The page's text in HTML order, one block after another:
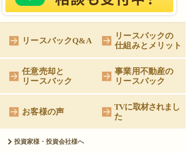
リースバックQ&A
リースバックの
仕組みとメリット
任意売却と
リースバック
事業用不動産の
リースバック
お客様の声
TVに取材されまし
た
投資家様・投資会社様へ